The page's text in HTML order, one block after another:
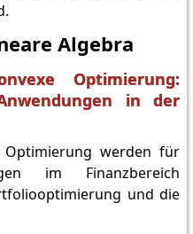
Algebra
Optimierung:
in der
Optimierung werden für
im Finanzbereich
und die